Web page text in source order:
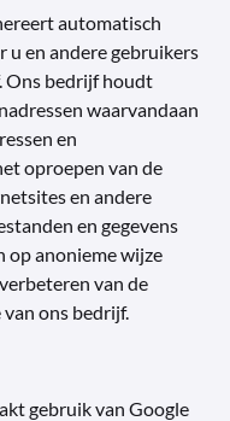
automatisch
u en andere gebruikers
Ons bedrijf houdt
waarvandaan
en
oproepen van de
en andere
en gegevens
op anonieme wijze
van de
ons bedrijf.
gebruik van Google